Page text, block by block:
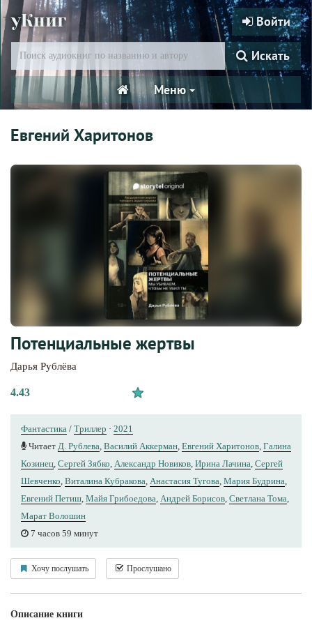
уКниг Войти
Искать
Меню
Евгений Харитонов
Потенциальные жертвы
Дарья Рублёва
4.43
Фантастика / Триллер · 2021
Читает Д. Рублева Василий Аккерман Евгений Харитонов Галина
Козинец Сергей Зябко Александр Новиков Ирина Лачина Сергей
Шевченко Виталина Кубракова Анастасия Тугова Мария Будрина
Евгений Петиш Майя Грибоедова Андрей Борисов Светлана Тома
Марат Волошин
7 часов 59 минут
Хочу послушать Прослушано
Описание книги